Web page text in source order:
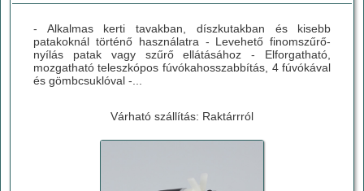
- Alkalmas kerti tavakban, díszkutakban és kisebb
patakoknál történő használatra - Levehető finomszűrő-
nyílás patak vagy szűrő ellátásához - Elforgatható,
mozgatható teleszkópos fúvókahosszabbítás, 4 fúvókával
és gömbcsuklóval -...
Várható szállítás: Raktárrról